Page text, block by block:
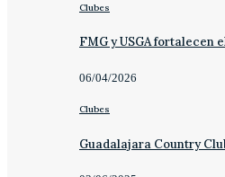
Clubes
FMG y USGA fortalecen
06/04/2026
Clubes
Guadalajara Country